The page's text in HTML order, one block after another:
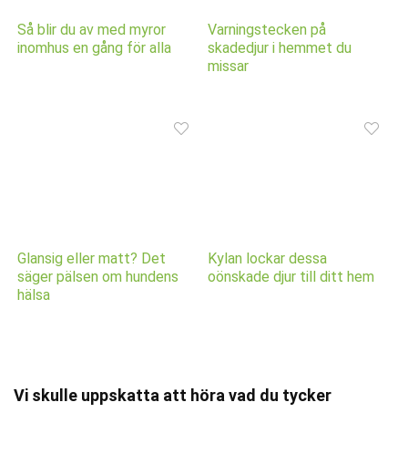
Så blir du av med myror
inomhus en gång för alla
Varningstecken på
skadedjur i hemmet du
missar
Glansig eller matt? Det
säger pälsen om hundens
hälsa
Kylan lockar dessa
oönskade djur till ditt hem
Vi skulle uppskatta att höra vad du tycker